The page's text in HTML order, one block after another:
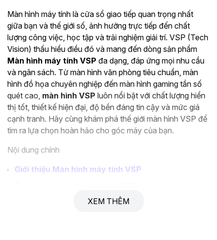
Màn hình máy tính là cửa sổ giao tiếp quan trọng nhất
giữa bạn và thế giới số, ảnh hưởng trực tiếp đến chất
lượng công việc, học tập và trải nghiệm giải trí. VSP (Tech
Vision) thấu hiểu điều đó và mang đến dòng sản phẩm
Màn hình máy tính VSP đa dạng, đáp ứng mọi nhu cầu
và ngân sách. Từ màn hình văn phòng tiêu chuẩn, màn
hình đồ họa chuyên nghiệp đến màn hình gaming tần số
quét cao, màn hình VSP luôn nổi bật với chất lượng hiển
thị tốt, thiết kế hiện đại, độ bền đáng tin cậy và mức giá
cạnh tranh. Hãy cùng khám phá thế giới màn hình VSP để
tìm ra lựa chọn hoàn hảo cho góc máy của bạn.
Nội dung chính
Giới thiệu Màn hình máy tính VSP
Các dòng Màn hình VSP phổ biến
XEM THÊM